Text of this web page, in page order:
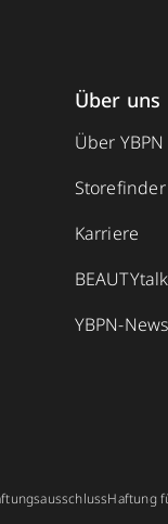
Über uns
Über YBPN
Storefinder
Karriere
BEAUTYtalk
YBPN-
Haftung